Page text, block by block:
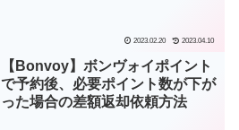
2023.02.20 2023.04.10
【Bonvoy】ボンヴォイポイント
で予約後、必要ポイント数が下が
った場合の差額返却依頼方法